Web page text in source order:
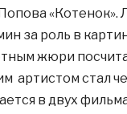
«Котенок».
за роль в
жюри
артистом стал
в двух